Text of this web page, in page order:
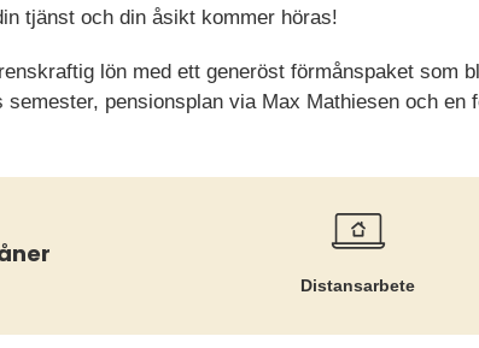
tjänst och din åsikt kommer höras!
lön med ett generöst förmånspaket som
pensionsplan via Max Mathiesen och en
Distansarbete